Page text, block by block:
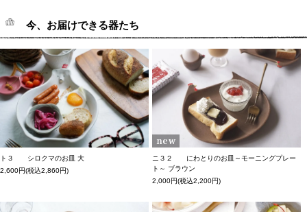
今、お届けできる器たち
ト３ シロクマのお皿 大
2,600円(税込2,860円)
ニ３２ にわとりのお皿～モーニングプレー
ト～ ブラウン
2,000円(税込2,200円)